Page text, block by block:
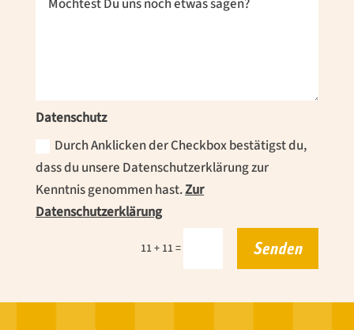
Datenschutz
Durch Anklicken der Checkbox bestätigst du,
dass du unsere Datenschutzerklärung zur
Kenntnis genommen hast.Zur
Datenschutzerklärung
11 + 11= Senden